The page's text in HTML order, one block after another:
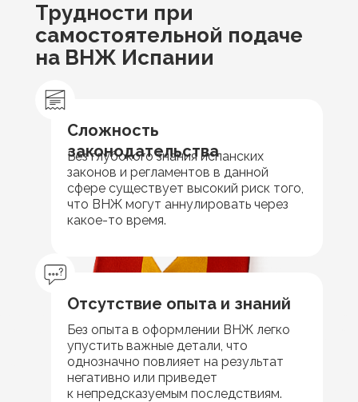
Без глубокого знания испанских
законов и регламентов в данной
сфере существует высокий риск того,
что ВНЖ могут аннулировать через
какое-то время.
Сложность
законодательства
Без опыта в оформлении ВНЖ легко
упустить важные детали, что
однозначно повлияет на результат
негативно или приведет
к непредсказуемым последствиям.
Отсутствие опыта и знаний
Трудности при
самостоятельной подаче
на ВНЖ Испании